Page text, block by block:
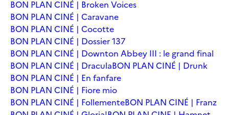
BON PLAN CINÉ | Broken Voices
BON PLAN CINÉ | Caravane
BON PLAN CINÉ | Cocotte
BON PLAN CINÉ | Dossier 137
BON PLAN CINÉ | Downton Abbey III : le grand final
BON PLAN CINÉ | DraculaBON PLAN CINÉ | Drunk
BON PLAN CINÉ | En fanfare
BON PLAN CINÉ | Fiore mio
BON PLAN CINÉ | FollementeBON PLAN CINÉ | Franz